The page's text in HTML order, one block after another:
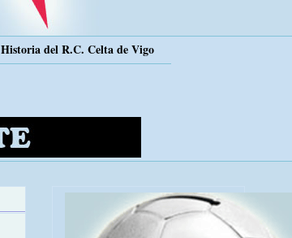
Historia del R.C. Celta de Vigo